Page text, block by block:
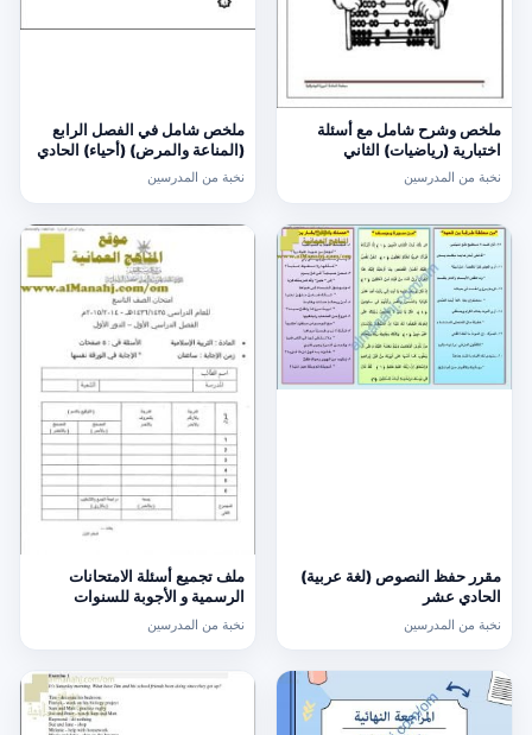
ملخص وشرح شامل مع أسئلة
اختبارية (رياضيات) الثاني
نخبة من المدرسين
ملخص شامل في الفصل الرابع
(المناعة والمرض) (أحياء) الحادي
نخبة من المدرسين
مقرر حفظ النصوص (لغة عربية)
الحادي عشر
نخبة من المدرسين
ملف تجميع أسئلة الامتحانات
الرسمية و الأجوبة للسنوات
السابقة الدور الأول (الامتحانات)
التاسع
نخبة من المدرسين